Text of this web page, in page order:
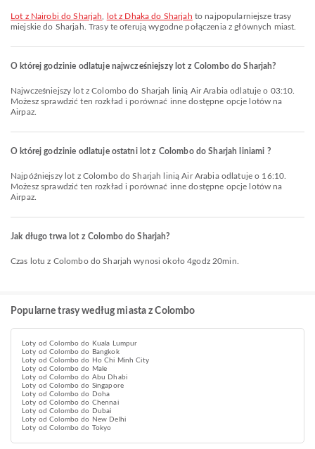
lot z Nairobi do Sharjah lot z Dhaka do Sharjah to najpopularniejsze trasy
miejskie do Sharjah. Trasy te oferują wygodne połączenia z głównych miast.
O której godzinie odlatuje najwcześniejszy lot z Colombo do Sharjah?
Najwcześniejszy lot z Colombo do Sharjah linią Air Arabia odlatuje o 03:10.
Możesz sprawdzić ten rozkład i porównać inne dostępne opcje lotów na
Airpaz.
O której godzinie odlatuje ostatni lot z Colombo do Sharjah liniami ?
Najpóźniejszy lot z Colombo do Sharjah linią Air Arabia odlatuje o 16:10.
Możesz sprawdzić ten rozkład i porównać inne dostępne opcje lotów na
Airpaz.
Jak długo trwa lot z Colombo do Sharjah?
Czas lotu z Colombo do Sharjah wynosi około 4godz 20min.
Popularne trasy według miasta z Colombo
Loty od Colombo do Kuala Lumpur
Loty od Colombo do Bangkok
Loty od Colombo do Ho Chi Minh City
Loty od Colombo do Male
Loty od Colombo do Abu Dhabi
Loty od Colombo do Singapore
Loty od Colombo do Doha
Loty od Colombo do Chennai
Loty od Colombo do Dubai
Loty od Colombo do New Delhi
Loty od Colombo do Tokyo